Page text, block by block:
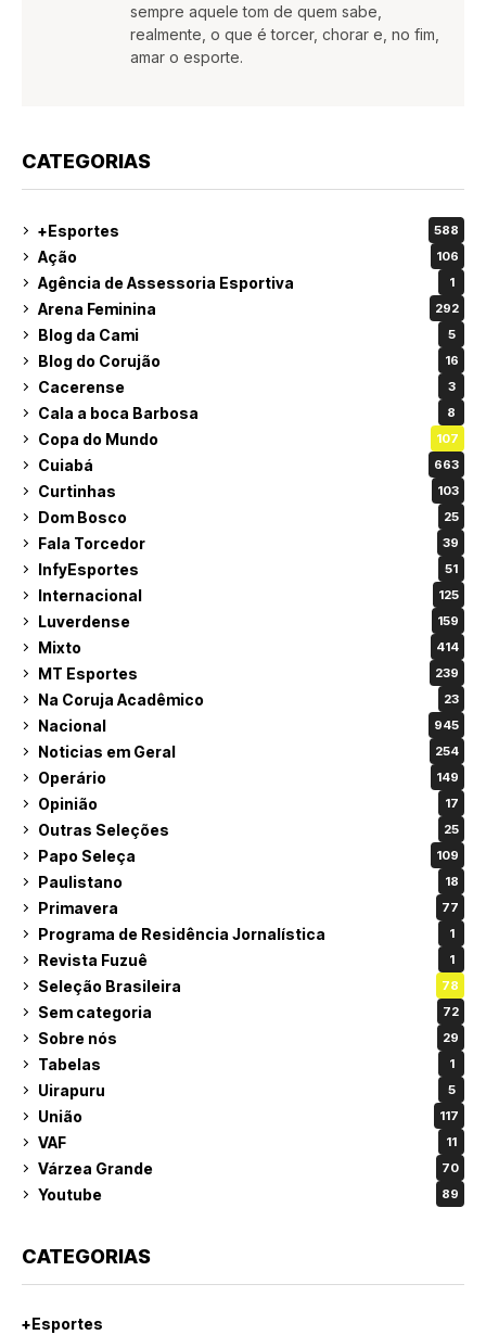
sempre aquele tom de quem sabe,
realmente, o que é torcer, chorar e, no fim,
amar o esporte.
CATEGORIAS
+Esportes 588
Ação 106
Agência de Assessoria Esportiva 1
Arena Feminina 292
Blog da Cami 5
Blog do Corujão 16
Cacerense 3
Cala a boca Barbosa 8
Copa do Mundo 107
Cuiabá 663
Curtinhas 103
Dom Bosco 25
Fala Torcedor 39
InfyEsportes 51
Internacional 125
Luverdense 159
Mixto 414
MT Esportes 239
Na Coruja Acadêmico 23
Nacional 945
Noticias em Geral 254
Operário 149
Opinião 17
Outras Seleções 25
Papo Seleça 109
Paulistano 18
Primavera 77
Programa de Residência Jornalística 1
Revista Fuzuê 1
Seleção Brasileira 78
Sem categoria 72
Sobre nós 29
Tabelas 1
Uirapuru 5
União 117
VAF 11
Várzea Grande 70
Youtube 89
CATEGORIAS
+Esportes